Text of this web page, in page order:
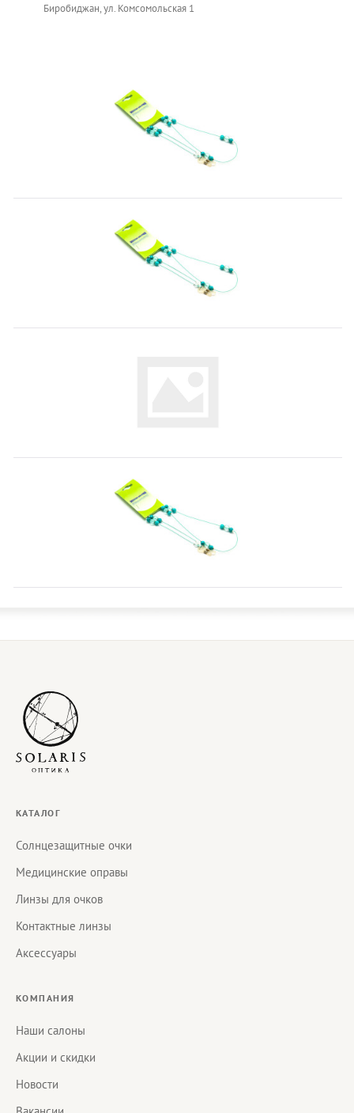
Биробиджан, ул. Комсомольская 1
КАТАЛОГ
Солнцезащитные очки
Медицинские оправы
Линзы для очков
Контактные линзы
Аксессуары
КОМПАНИЯ
Наши салоны
Акции и скидки
Новости